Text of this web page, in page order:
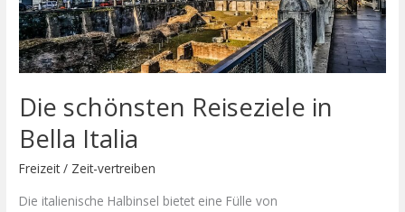
Die schönsten Reiseziele in
Bella Italia
Freizeit/ Zeit-vertreiben
Die italienische Halbinsel bietet eine Fülle von